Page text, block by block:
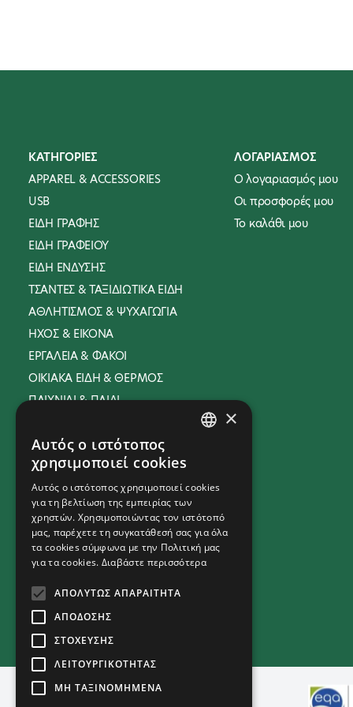
ΚΑΤΗΓΟΡΙΕΣ
APPAREL & ACCESSORIES
USB
ΕΙΔΗ ΓΡΑΦΗΣ
ΕΙΔΗ ΓΡΑΦΕΙΟΥ
ΕΙΔΗ ΕΝΔΥΣΗΣ
ΤΣΑΝΤΕΣ & ΤΑΞΙΔΙΩΤΙΚΑ ΕΙΔΗ
ΑΘΛΗΤΙΣΜΟΣ & ΨΥΧΑΓΩΓΙΑ
ΗΧΟΣ & ΕΙΚΟΝΑ
ΕΡΓΑΛΕΙΑ & ΦΑΚΟΙ
ΟΙΚΙΑΚΑ ΕΙΔΗ & ΘΕΡΜΟΣ
ΠΑΙΧΝΙΔΙ & ΠΑΙΔΙ
ΠΡΟΣΩΠΙΚΗ ΥΓΙΕΙΝΗ &
ΦΡΟΝΤΙΔΑ
ΨΥΧΑΓΩΓΙΑ
ΡΟΛΟΓΙΑ
ΤΕΧΝΟΛΟΓΙΑ & ΑΞΕΣΟΥΑΡ
ΧΡΙΣΤΟΥΓΕΝΝΙΑΤΙΚΑ ΕΙΔΗ
ΛΟΓΑΡΙΑΣΜΟΣ
Ο λογαριασμός μου
Οι προσφορές μου
To καλάθι μου
×
Αυτός ο ιστότοπος
χρησιμοποιεί cookies
Αυτός ο ιστότοπος χρησιμοποιεί cookies
για τη βελτίωση της εμπειρίας των
χρηστών. Χρησιμοποιώντας τον ιστότοπό
μας, παρέχετε τη συγκατάθεσή σας για όλα
τα cookies σύμφωνα με την Πολιτική μας
για τα cookies. Διαβάστε περισσότερα
ΑΠΟΛΎΤΩΣ ΑΠΑΡΑΊΤΗΤΑ
ΑΠΌΔΟΣΗΣ
ΣΤΌΧΕΥΣΗΣ
ΛΕΙΤΟΥΡΓΙΚΌΤΗΤΑΣ
ΜΗ ΤΑΞΙΝΟΜΗΜΈΝΑ